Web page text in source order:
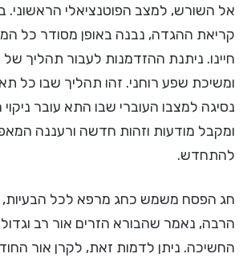
אל השורש, למצב הפוטנציאלי הראשוני.
קריאת ההגדה, נבנה באופן מסודר כל
חיינו. ניתנת ההזדמנות לעבור תהליך
ומשיכת שפע רוחני. זהו תהליך שבו כל תא
נסיגה למצבו העוברי שבו התא עובר ניקוי
ומקבל מודעות וזהות חדשה ורעננה
להתחדש.
חג הפסח משמש כחג מרפא לכל הבעיות,
הרבה, נאמר שהבורא הזרים אור רב
החשיכה. ניתן לדמות זאת, לקרן אור